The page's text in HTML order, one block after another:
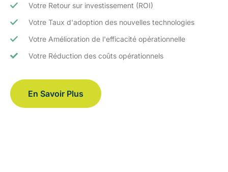
Votre Retour sur investissement (ROI)
Votre Taux d'adoption des nouvelles technologies
Votre Amélioration de l'efficacité opérationnelle
Votre Réduction des coûts opérationnels
En Savoir Plus